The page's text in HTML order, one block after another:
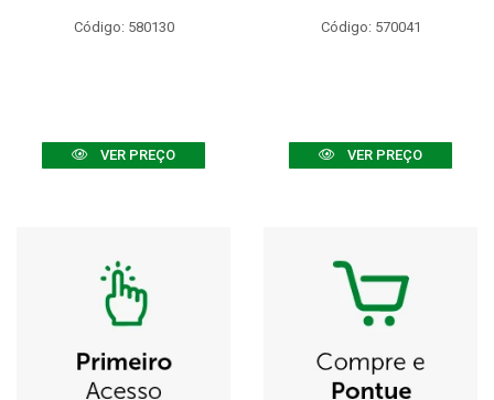
Código: 580130
VER PREÇO
Código: 570041
VER PREÇO